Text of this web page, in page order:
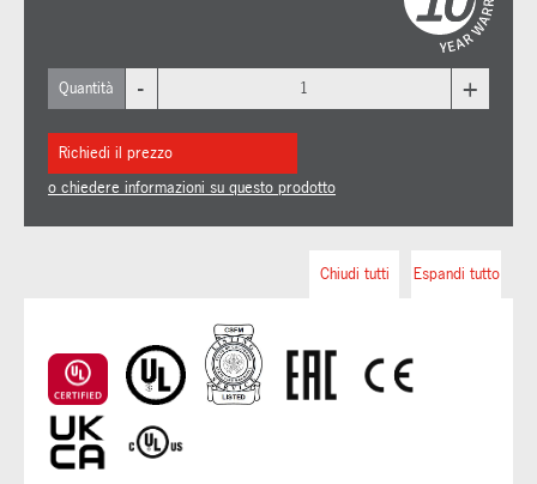
Quantità - +
Richiedi il prezzo
o chiedere informazioni su questo prodotto
Espandi tutto
Chiudi tutti